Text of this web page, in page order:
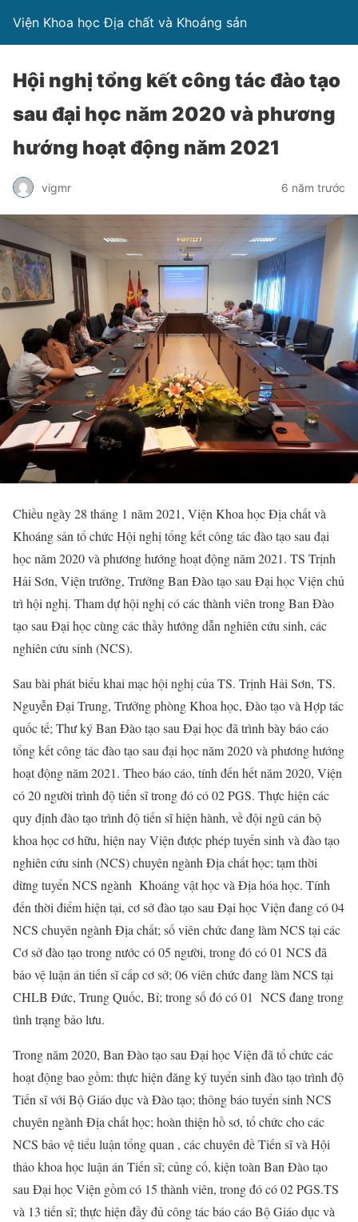
Viện Khoa học Địa chất và Khoáng sản
Hội nghị tổng kết công tác đào tạo
sau đại học năm 2020 và phương
hướng hoạt động năm 2021
vigmr 6 năm trước
Chiều ngày 28 tháng 1 năm 2021, Viện Khoa học Địa chất và
Khoáng sản tổ chức Hội nghị tổng kết công tác đào tạo sau đại
học năm 2020 và phương hướng hoạt động năm 2021. TS Trịnh
Hải Sơn, Viện trưởng, Trưởng Ban Đào tạo sau Đại học Viện chủ
trì hội nghị. Tham dự hội nghị có các thành viên trong Ban Đào
tạo sau Đại học cùng các thầy hướng dẫn nghiên cứu sinh, các
nghiên cứu sinh (NCS).
Sau bài phát biểu khai mạc hội nghị của TS. Trịnh Hải Sơn, TS.
Nguyễn Đại Trung, Trưởng phòng Khoa học, Đào tạo và Hợp tác
quốc tế; Thư ký Ban Đào tạo sau Đại học đã trình bày báo cáo
tổng kết công tác đào tạo sau đại học năm 2020 và phương hướng
hoạt động năm 2021. Theo báo cáo, tính đến hết năm 2020, Viện
có 20 người trình độ tiến sĩ trong đó có 02 PGS. Thực hiện các
quy định đào tạo trình độ tiến sĩ hiện hành, về đội ngũ cán bộ
khoa học cơ hữu, hiện nay Viện được phép tuyển sinh và đào tạo
nghiên cứu sinh (NCS) chuyên ngành Địa chất học; tạm thời
dừng tuyển NCS ngành Khoáng vật học và Địa hóa học. Tính
đến thời điểm hiện tại, cơ sở đào tạo sau Đại học Viện đang có 04
NCS chuyên ngành Địa chất; số viên chức đang làm NCS tại các
Cơ sở đào tạo trong nước có 05 người, trong đó có 01 NCS đã
bảo vệ luận án tiến sĩ cấp cơ sở; 06 viên chức đang làm NCS tại
CHLB Đức, Trung Quốc, Bỉ; trong số đó có 01 NCS đang trong
tình trạng bảo lưu.
Trong năm 2020, Ban Đào tạo sau Đại học Viện đã tổ chức các
hoạt động bao gồm: thực hiện đăng ký tuyển sinh đào tạo trình độ
Tiến sĩ với Bộ Giáo dục và Đào tạo; thông báo tuyển sinh NCS
chuyên ngành Địa chất học; hoàn thiện hồ sơ, tổ chức cho các
NCS bảo vệ tiểu luận tổng quan , các chuyên đề Tiến sĩ và Hội
thảo khoa học luận án Tiến sĩ; củng cố, kiện toàn Ban Đào tạo
sau Đại học Viện gồm có 15 thành viên, trong đó có 02 PGS.TS
và 13 tiến sĩ; thực hiện đầy đủ công tác báo cáo Bộ Giáo dục và